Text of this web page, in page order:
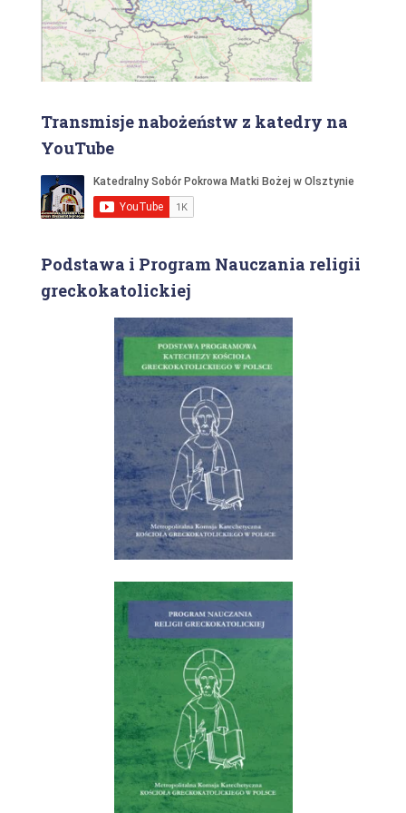
Transmisje nabożeństw z katedry na
YouTube
Podstawa i Program Nauczania religii
greckokatolickiej